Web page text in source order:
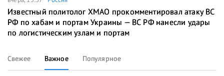
Известный политолог ХМАО прокомментировал атаку ВС
РФ по хабам и портам Украины — ВС РФ нанесли удары
по логистическим узлам и портам
Свежее Важное Популярное